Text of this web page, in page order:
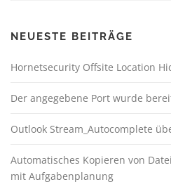
NEUESTE BEITRÄGE
Hornetsecurity Offsite Location
Der angegebene Port wurde
Outlook Stream_Autocomplete
Automatisches Kopieren von
mit Aufgabenplanung